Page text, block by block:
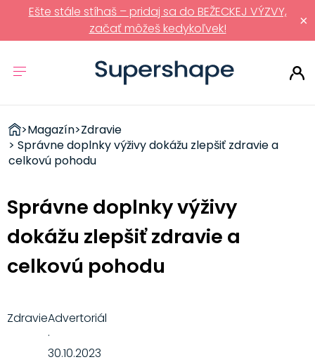
×
Ešte stále stíhaš – pridaj sa do BEŽECKEJ VÝZVY,
začať môžeš kedykoľvek!
ZDRAVÉ
RÝCHLOVKY
>Magazín>Zdravie
> Správne doplnky výživy dokážu zlepšiť zdravie a
celkovú pohodu
Správne doplnky výživy
dokážu zlepšiť zdravie a
celkovú pohodu
ZdravieAdvertoriál
·
30.10.2023